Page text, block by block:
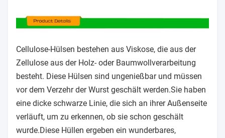
Cellulose-Hülsen bestehen aus Viskose, die aus der
Zellulose aus der Holz- oder Baumwollverarbeitung
besteht. Diese Hülsen sind ungenießbar und müssen
vor dem Verzehr der Wurst geschält werden.Sie haben
eine dicke schwarze Linie, die sich an ihrer Außenseite
verläuft, um zu erkennen, ob sie schon geschält
wurde.Diese Hüllen ergeben ein wunderbares,